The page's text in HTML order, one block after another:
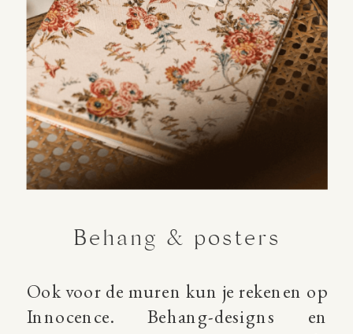
Behang & posters
Ook voor de muren kun je rekenen op
Innocence. Behang-designs en